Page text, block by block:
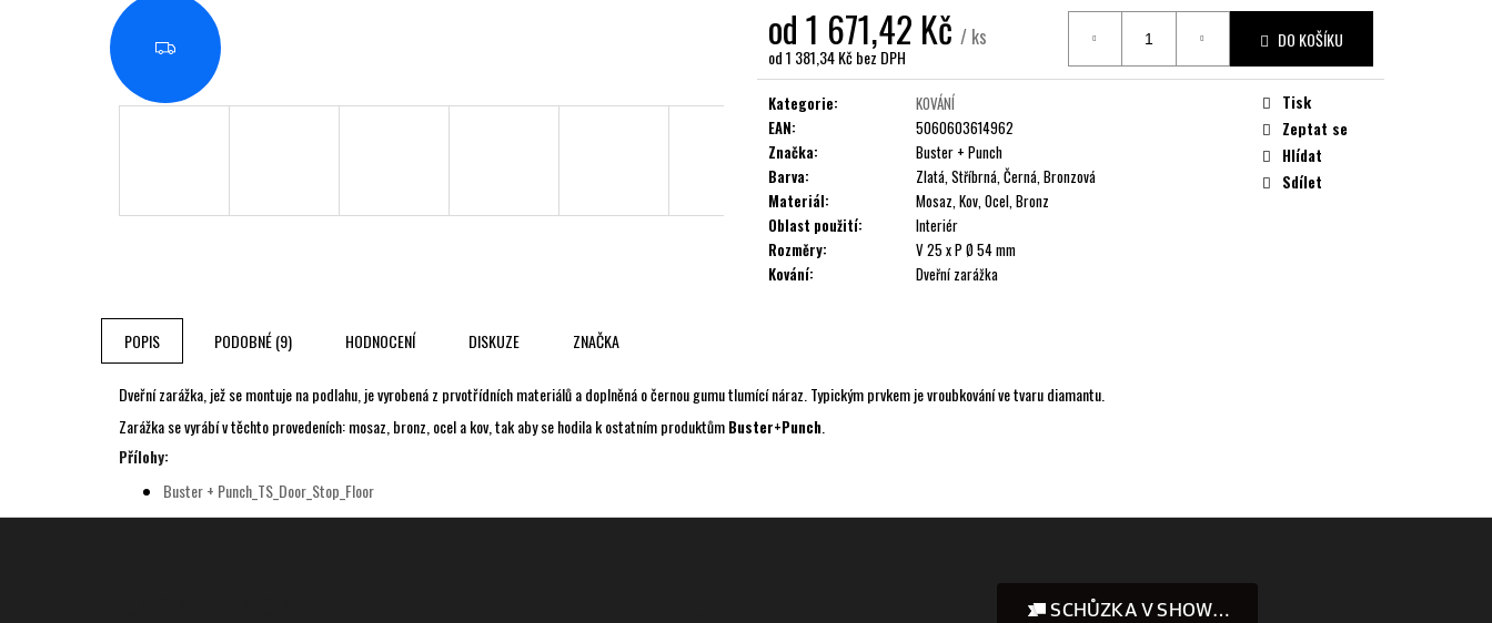
od1 671,42 Kč / ks
od1 381,34 Kčbez DPH
Měrná
cena:
DO KOŠÍKU
Kategorie:
KOVÁNÍ
EAN:
5060603614962
Značka:
Buster + Punch
Barva:
Zlatá, Stříbrná, Černá, Bronzová
Materiál:
Mosaz, Kov, Ocel, Bronz
Oblast použití:
Interiér
Rozměry:
V 25 x P Ø 54 mm
Kování: Dveřní zarážka
Tisk
Zeptat se
Hlídat
Sdílet
Z
R
POPIS PODOBNÉ (9) HODNOCENÍ DISKUZE ZNAČKA
Dveřní zarážka, jež se montuje na podlahu, je vyrobená z prvotřídních materiálů a doplněná o černou gumu tlumící náraz. Typickým prvkem je vroubkování ve tvaru diamantu.
Zarážka se vyrábí v těchto provedeních: mosaz, bronz, ocel a kov, tak aby se hodila k ostatním produktůmBuster+Punch
Přílohy:
Buster + Punch_TS_Door_Stop_Floor
Z
SCHŮZKA V SHOWROOMU